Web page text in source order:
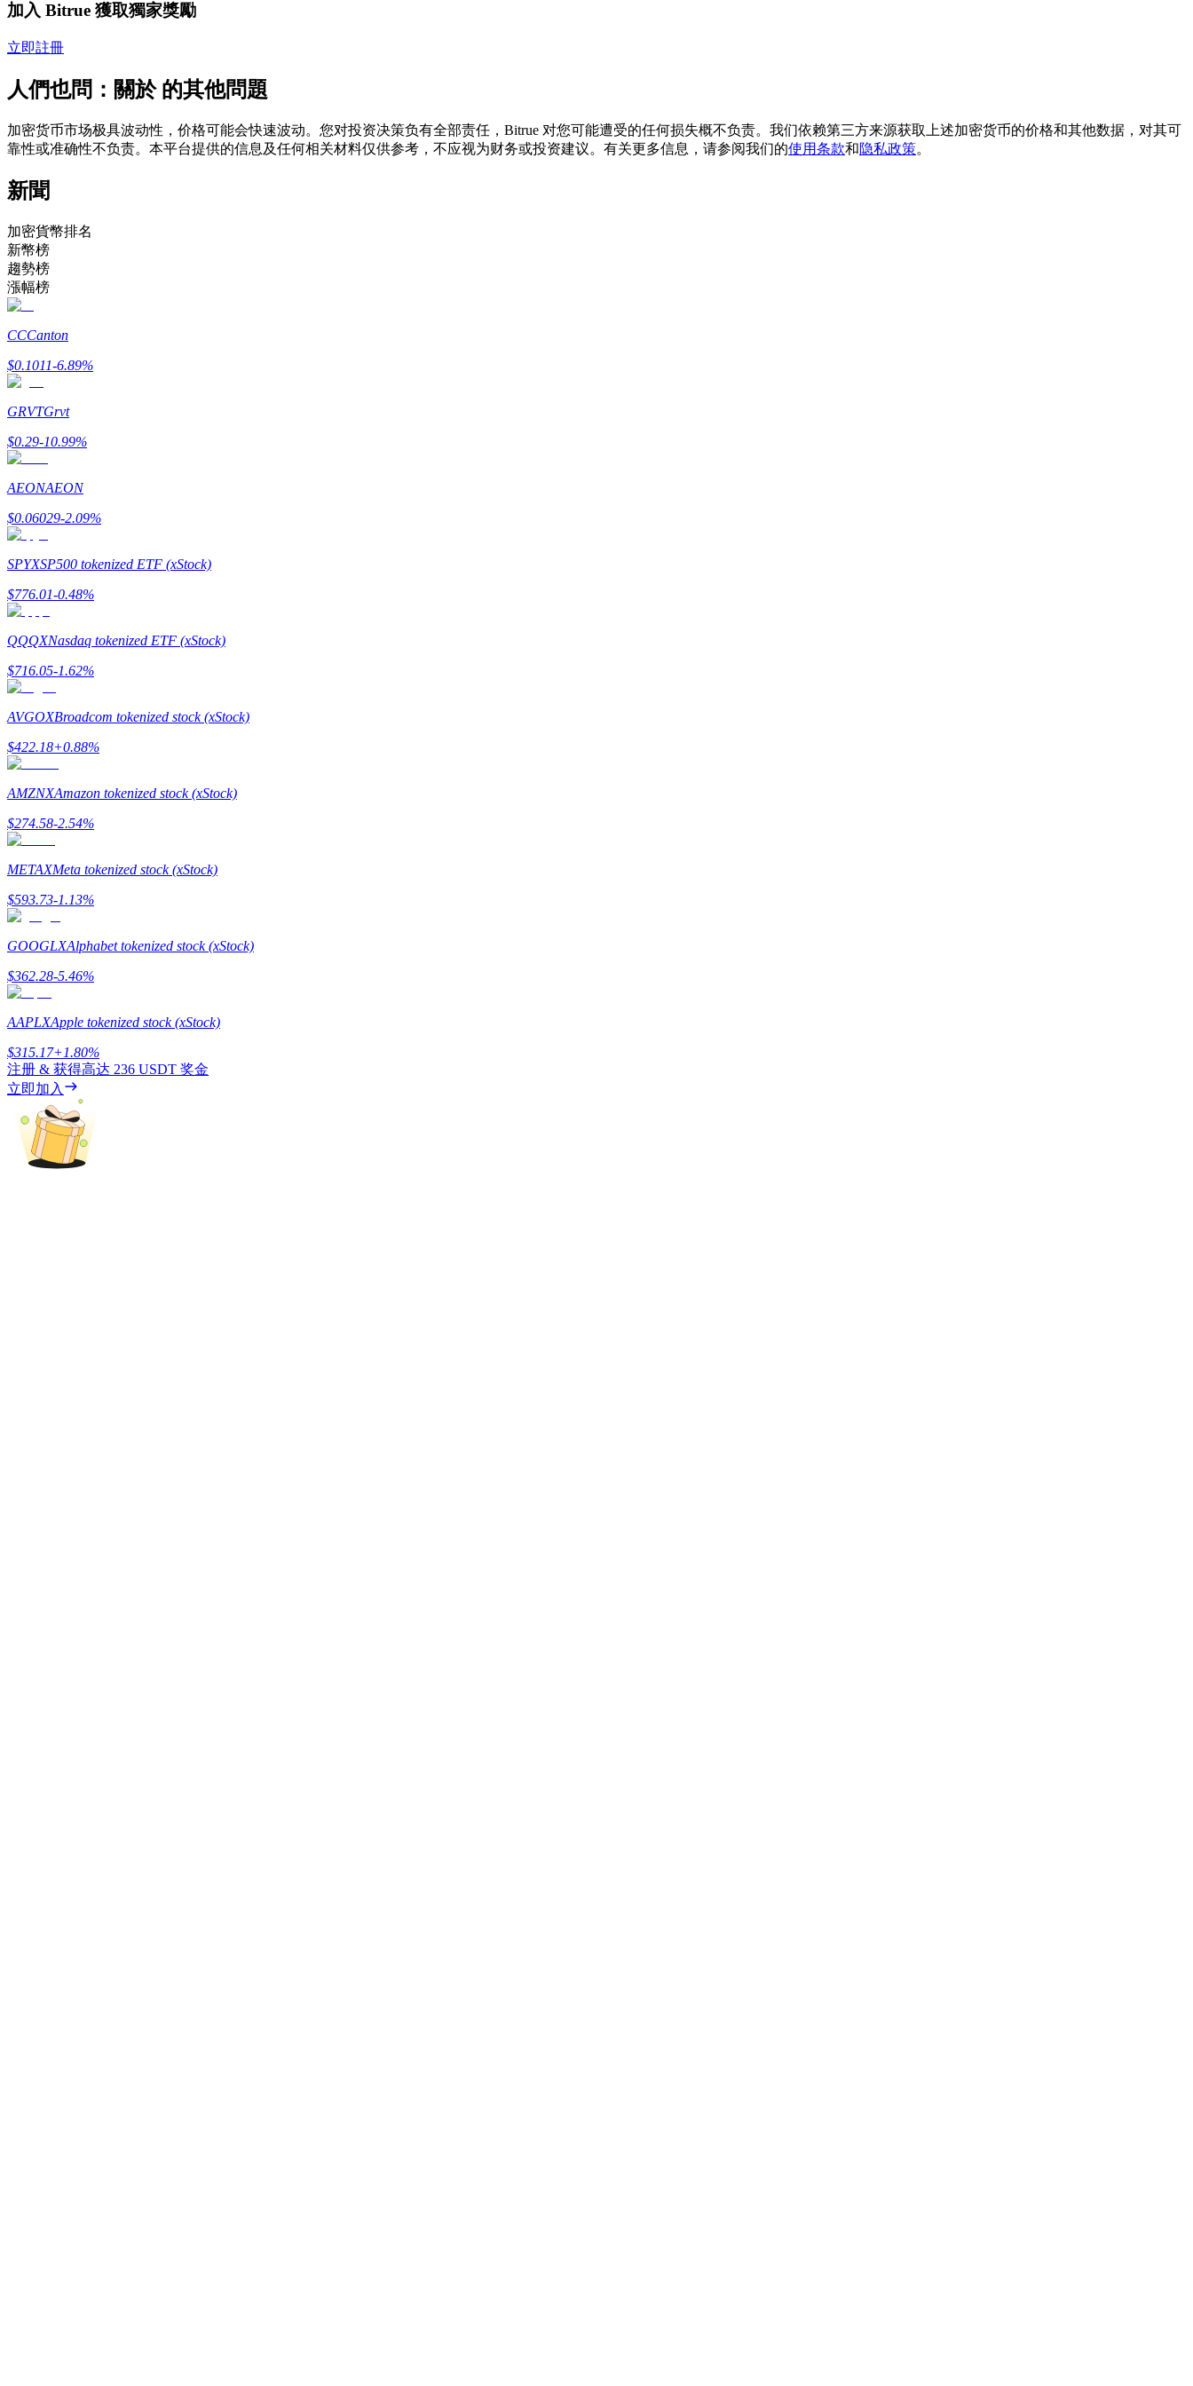
USDC永續
多種以USDC結算的永續合約
跟單
與頂尖交易專家同行
成為跟單交易員
坐享盈利分成和跟單分傭
合約資訊
合約功能使用指南
交易策略
學習如何保持盈利
加入 Bitrue 獲取獨家獎勵
立即註冊
人們也問：關於 的其他問題
加密货币市场极具波动性，价格可能会快速波动。您对投资决策负有全部责任，Bitrue 对您可能遭受的任何损失概不负责。我们依赖第三方来源获取上述加密货币的价格和其他数据，对其可
靠性或准确性不负责。本平台提供的信息及任何相关材料仅供参考，不应视为财务或投资建议。有关更多信息，请参阅我们的使用条款和隐私政策。
新聞
加密貨幣排名
新幣榜
趨勢榜
漲幅榜
CCCanton
$0.1011-6.89%
GRVTGrvt
$0.29-10.99%
AEONAEON
$0.06029-2.09%
SPYXSP500 tokenized ETF (xStock)
$776.01-0.48%
QQQXNasdaq tokenized ETF (xStock)
$716.05-1.62%
AVGOXBroadcom tokenized stock (xStock)
$422.18+0.88%
AMZNXAmazon tokenized stock (xStock)
$274.58-2.54%
METAXMeta tokenized stock (xStock)
$593.73-1.13%
GOOGLXAlphabet tokenized stock (xStock)
$362.28-5.46%
AAPLXApple tokenized stock (xStock)
$315.17+1.80%
注册 & 获得高达 236 USDT 奖金
立即加入